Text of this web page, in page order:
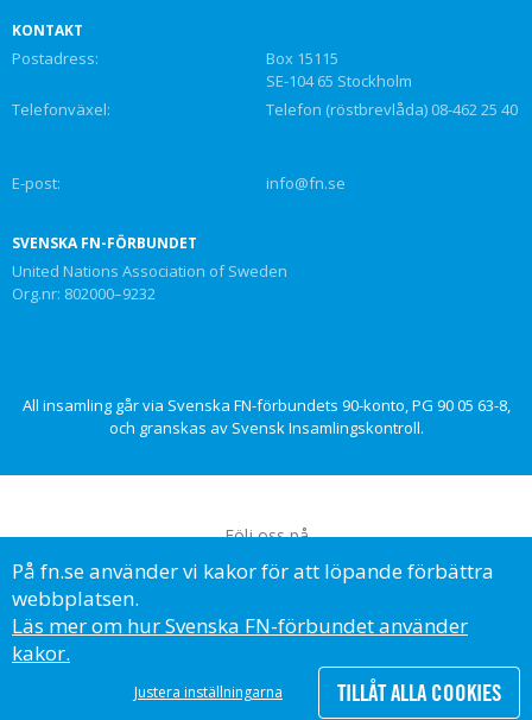
KONTAKT
Postadress:
Box 15115
SE-104 65 Stockholm
Telefonväxel:
Telefon (röstbrevlåda) 08-462 25 40
E-post: info@fn.se
SVENSKA FN-FÖRBUNDET
United Nations Association of Sweden
Org.nr: 802000–9232
All insamling går via Svenska FN-förbundets 90-konto, PG 90 05 63-8,
och granskas av Svensk Insamlingskontroll.
Följ oss på
© Svenska FN-förbundet, 2023
På fn.se använder vi kakor för att löpande förbättra
webbplatsen.
Läs mer om hur Svenska FN-förbundet använder
kakor.
Justera inställningarna TILLÅT ALLA COOKIES